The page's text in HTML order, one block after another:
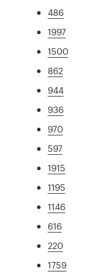
486
1997
1500
862
944
936
970
597
1915
1195
1146
616
220
1759